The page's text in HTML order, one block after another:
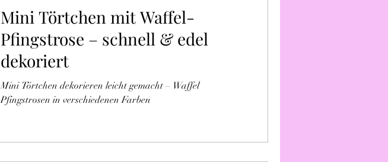
Mini Törtchen mit Waffel-
Pfingstrose – schnell & edel
dekoriert
Mini Törtchen dekorieren leicht gemacht – Waffel
Pfingstrosen in verschiedenen Farben